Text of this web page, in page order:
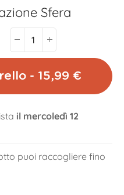
Sfera
- 15,99 €
il mercoledì 12
puoi raccogliere fino